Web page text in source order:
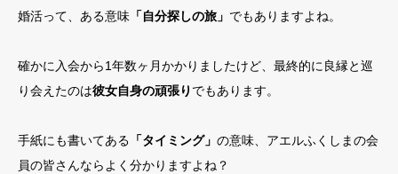
婚活って、ある意味 「自分探しの旅」 でもありますよね。
確かに入会から1年数ヶ月かかりましたけど、最終的に良縁と巡
り会えたのは彼女自身の頑張り でもあります。
手紙にも書いてある 「タイミング」 の意味、アエルふくしまの会
員の皆さんならよく分かりますよね？